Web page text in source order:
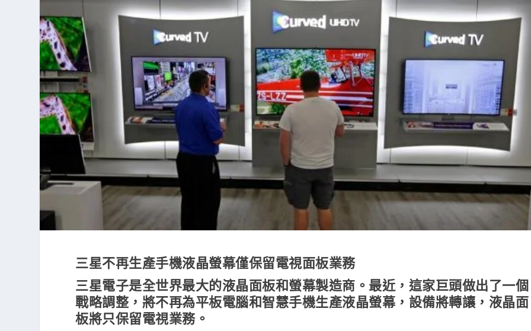
三星不再生產手機液晶螢幕僅保留電視面板業務
三星電子是全世界最大的液晶面板和螢幕製造商。最近，這家巨頭做出了一個
戰略調整，將不再為平板電腦和智慧手機生產液晶螢幕，設備將轉讓，液晶面
板將只保留電視業務。